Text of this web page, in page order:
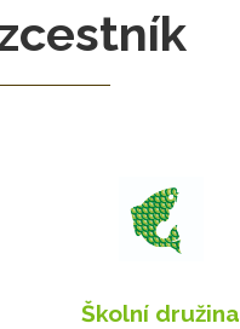
Školní družina